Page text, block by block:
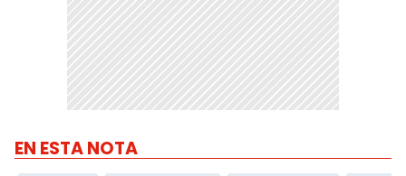
EN ESTA NOTA